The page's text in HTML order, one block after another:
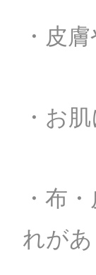
・皮
・お
・布
れがあ